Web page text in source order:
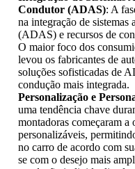
Condutor (ADAS): A
na integração de sistemas
(ADAS) e recursos de
O maior foco dos
levou os fabricantes de
soluções sofisticadas de
condução mais integrada.
Personalização e
uma tendência chave
montadoras começaram
personalizáveis,
no carro de acordo com
se com o desejo mais